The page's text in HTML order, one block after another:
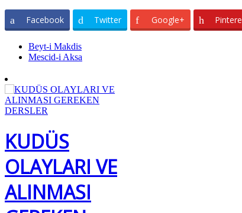
Facebook Twitter Google+
Beyt-i Makdis
Mescid-i Aksa
KUDÜS
OLAYLARI VE
ALINMASI